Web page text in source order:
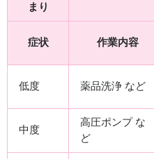
まり
症状 作業内容
低度 薬品洗浄 など
中度
高圧ポンプ な
ど